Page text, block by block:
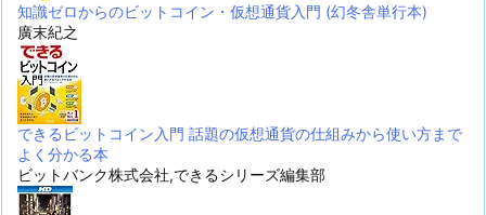
知識ゼロからのビットコイン・仮想通貨入門 (幻冬舎単行本)
廣末紀之
できるビットコイン入門 話題の仮想通貨の仕組みから使い方まで
よく分かる本
ビットバンク株式会社,できるシリーズ編集部